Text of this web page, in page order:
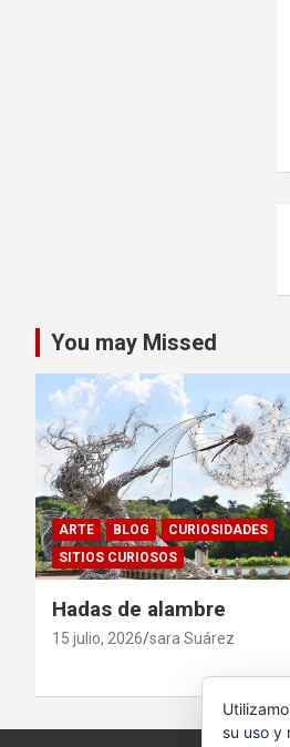
You may Missed
ARTE BLOG
CURIOSIDADES
SITIOS CURIOSOS
Hadas de alambre
15 julio, 2026 sara Suárez
su uso y